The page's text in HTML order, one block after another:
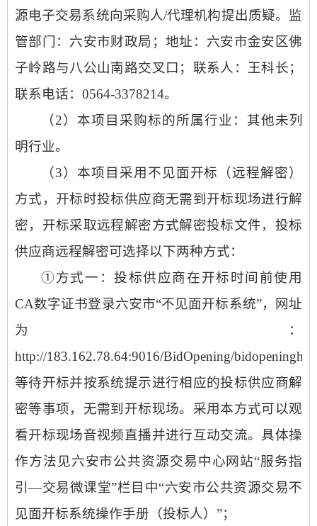
源电子交易系统向采购人/代理机构提出质疑。监
管部门：六安市财政局；地址：六安市金安区佛
子岭路与八公山南路交叉口；联系人：王科长；
联系电话： 0564-3378214。
（2） 本项目采购标的所属行业：其他未列
明行业。
（3）本项目采用不见面开标（远程解密）
方式，开标时投标供应商无需到开标现场进行解
密，开标采取远程解密方式解密投标文件，投标
供应商远程解密可选择以下两种方式：
①方式一：投标供应商在开标时间前使用
CA数字证书登录六安市“不见面开标系统”，网址
为：
http://183.162.78.64:9016/BidOpening/
等待开标并按系统提示进行相应的投标供应商解
密等事项，无需到开标现场。采用本方式可以观
看开标现场音视频直播并进行互动交流。具体操
作方法见六安市公共资源交易中心网站“服务指
引—交易微课堂”栏目中“六安市公共资源交易不
见面开标系统操作手册（投标人）”；